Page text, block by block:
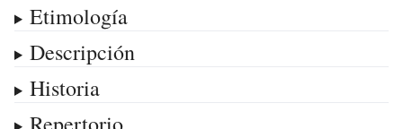
Etimología
Descripción
Historia